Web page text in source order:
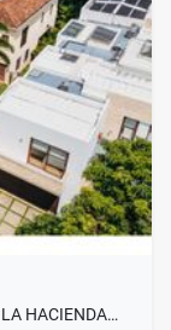
HACIENDA…